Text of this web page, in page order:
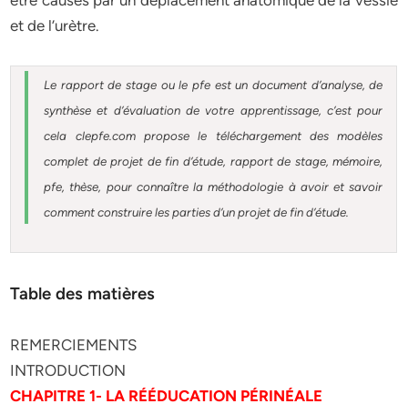
et de l’urètre.
Le rapport de stage ou le pfe est un document d’analyse, de
synthèse et d’évaluation de votre apprentissage, c’est pour
cela clepfe.com propose le téléchargement des modèles
complet de projet de fin d’étude, rapport de stage, mémoire,
pfe, thèse, pour connaître la méthodologie à avoir et savoir
comment construire les parties d’un projet de fin d’étude.
Table des matières
REMERCIEMENTS
INTRODUCTION
CHAPITRE 1- LA RÉÉDUCATION PÉRINÉALE